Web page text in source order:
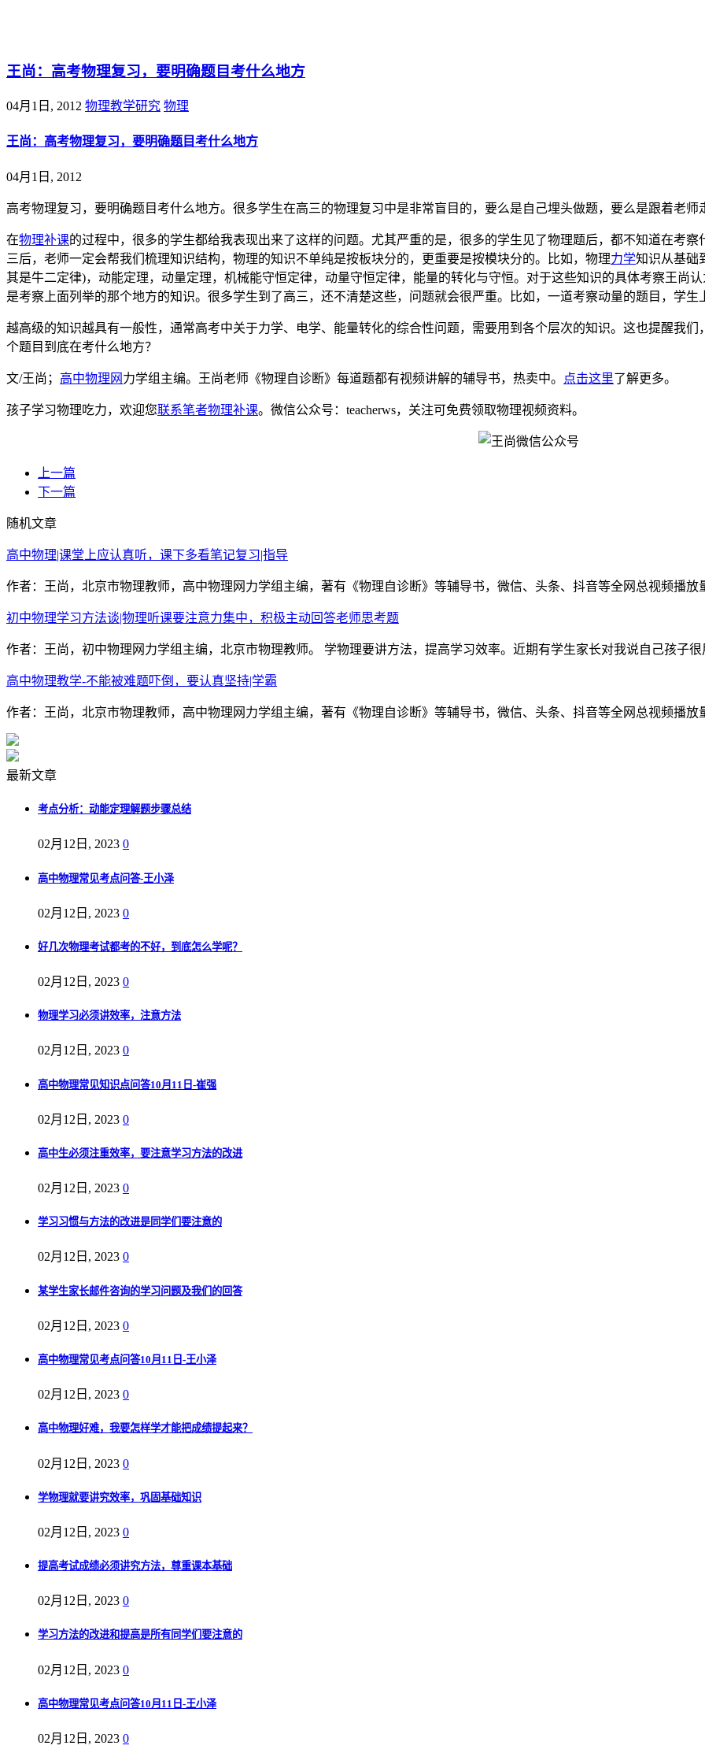
王尚：高考物理复习，要明确题目考什么地方
04月1日, 2012 物理教学研究 物理
王尚：高考物理复习，要明确题目考什么地方
04月1日, 2012
高考物理复习，要明确题目考什么地方。很多学生在高三的物理复习中是非常盲目的，要么是自己埋头做题，要么是跟着老师
在物理补课的过程中，很多的学生都给我表现出来了这样的问题。尤其严重的是，很多的学生见了物理题后，都不知道在考
三后，老师一定会帮我们梳理知识结构，物理的知识不单纯是按板块分的，更重要是按模块分的。比如，物理力学知识从基础
其是牛二定律)，动能定理，动量定理，机械能守恒定律，动量守恒定律，能量的转化与守恒。对于这些知识的具体考察王尚
是考察上面列举的那个地方的知识。很多学生到了高三，还不清楚这些，问题就会很严重。比如，一道考察动量的题目，学生
越高级的知识越具有一般性，通常高考中关于力学、电学、能量转化的综合性问题，需要用到各个层次的知识。这也提醒我
个题目到底在考什么地方？
文/王尚； 高中物理网 力学组主编。王尚老师《物理自诊断》每道题都有视频讲解的辅导书，热卖中。 点击这里了解更多。
孩子学习物理吃力，欢迎您联系笔者物理补课。微信公众号：teacherws，关注可免费领取物理视频资料。
上一篇
下一篇
随机文章
高中物理|课堂上应认真听，课下多看笔记复习|指导
作者：王尚，北京市物理教师，高中物理网力学组主编，著有《物理自诊断》等辅导书，微信、头条、抖音等全网总视频播放
初中物理学习方法谈|物理听课要注意力集中，积极主动回答老师思考题
作者：王尚，初中物理网力学组主编，北京市物理教师。 学物理要讲方法，提高学习效率。近期有学生家长对我说自己孩子很
高中物理教学-不能被难题吓倒，要认真坚持|学霸
作者：王尚，北京市物理教师，高中物理网力学组主编，著有《物理自诊断》等辅导书，微信、头条、抖音等全网总视频播放
最新文章
考点分析：动能定理解题步骤总结
02月12日, 2023 0
高中物理常见考点问答-王小泽
02月12日, 2023 0
好几次物理考试都考的不好，到底怎么学呢？
02月12日, 2023 0
物理学习必须讲效率，注意方法
02月12日, 2023 0
高中物理常见知识点问答10月11日-崔强
02月12日, 2023 0
高中生必须注重效率，要注意学习方法的改进
02月12日, 2023 0
学习习惯与方法的改进是同学们要注意的
02月12日, 2023 0
某学生家长邮件咨询的学习问题及我们的回答
02月12日, 2023 0
高中物理常见考点问答10月11日-王小泽
02月12日, 2023 0
高中物理好难，我要怎样学才能把成绩提起来？
02月12日, 2023 0
学物理就要讲究效率，巩固基础知识
02月12日, 2023 0
提高考试成绩必须讲究方法，尊重课本基础
02月12日, 2023 0
学习方法的改进和提高是所有同学们要注意的
02月12日, 2023 0
高中物理常见考点问答10月11日-王小泽
02月12日, 2023 0